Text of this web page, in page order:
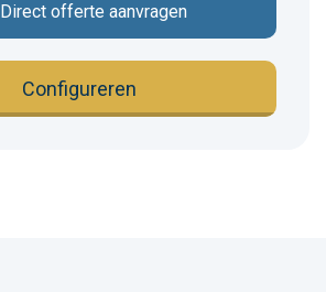
Direct offerte aanvragen
Configureren